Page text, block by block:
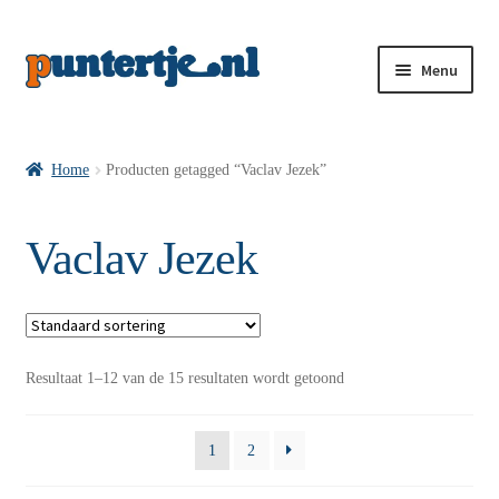
Menu
VI’s met Posters
Home Producten getagged “Vaclav Jezek”
Vaclav Jezek
Resultaat 1–12 van de 15 resultaten wordt getoond
1 2